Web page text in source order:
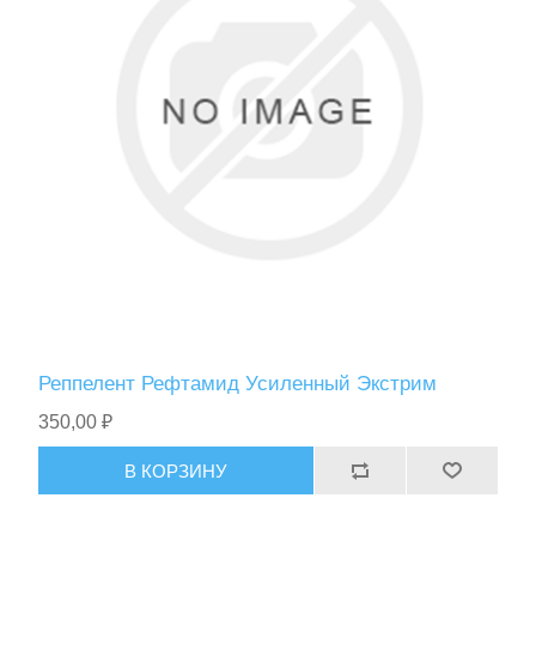
Реппелент Рефтамид Усиленный Экстрим
350,00 ₽
В КОРЗИНУ